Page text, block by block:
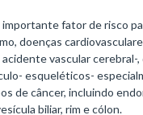
fator de risco
doenças
acidente vascular
esqueléticos-
de câncer, incluindo
biliar, rim e cólon.